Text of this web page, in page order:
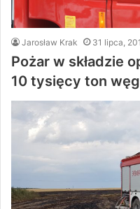
Jarosław Krak 31 lipca,
Pożar w składzie
10 tysięcy ton